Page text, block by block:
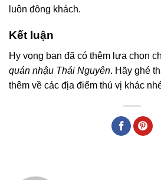
luôn đông khách.
Kết luận
Hy vọng bạn đã có thêm lựa chọn
quán nhậu Thái Nguyên. Hãy ghé
thêm về các địa điểm thú vị khác